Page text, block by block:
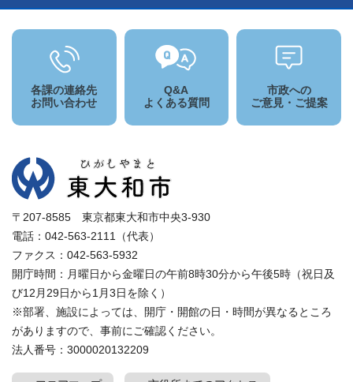
各課の連絡先
お問い合わせ
Q&A
よくある質問
市政への
ご意見・ご提案
〒207-8585 東京都東大和市中央3-930
電話：042-563-2111（代表）
ファクス：042-563-5932
開庁時間：月曜日から金曜日の午前8時30分から午後5時（祝日及
び12月29日から1月3日を除く）
※部署、施設によっては、開庁・開館の日・時間が異なるところ
がありますので、事前にご確認ください。
法人番号：3000020132209